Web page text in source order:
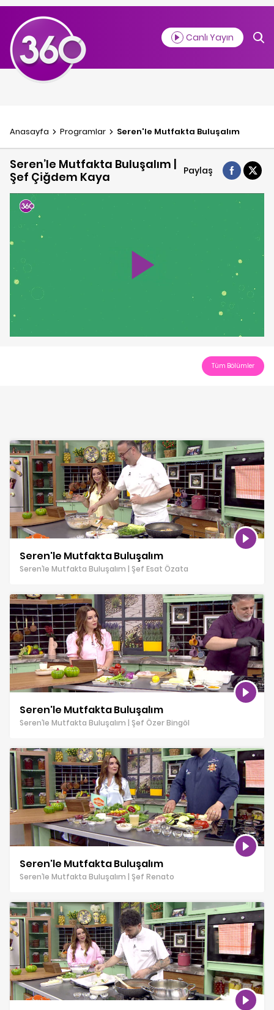
Canlı Yayın
Anasayfa Programlar Seren'le Mutfakta Buluşalım
Seren’le Mutfakta Buluşalım |
Şef Çiğdem Kaya
Paylaş
Play
Video
Tüm Bölümler
Seren'le Mutfakta Buluşalım
Seren’le Mutfakta Buluşalım | Şef Esat Özata
Seren'le Mutfakta Buluşalım
Seren’le Mutfakta Buluşalım | Şef Özer Bingöl
Seren'le Mutfakta Buluşalım
Seren’le Mutfakta Buluşalım | Şef Renato